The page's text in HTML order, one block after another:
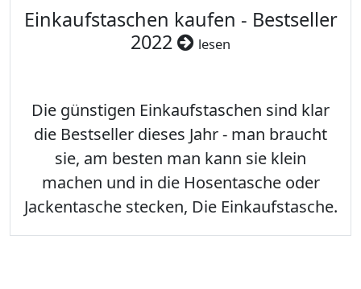
Einkaufstaschen kaufen - Bestseller
2022
lesen
Die günstigen Einkaufstaschen sind klar
die Bestseller dieses Jahr - man braucht
sie, am besten man kann sie klein
machen und in die Hosentasche oder
Jackentasche stecken, Die Einkaufstasche.